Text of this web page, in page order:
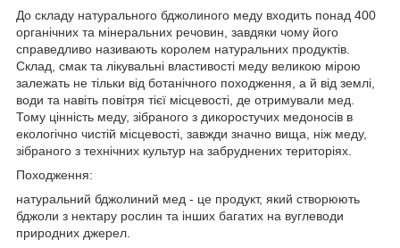
До складу натурального бджолиного меду входить понад 400
органічних та мінеральних речовин, завдяки чому його
справедливо називають королем натуральних продуктів.
Склад, смак та лікувальні властивості меду великою мірою
залежать не тільки від ботанічного походження, а й від землі,
води та навіть повітря тієї місцевості, де отримували мед.
Тому цінність меду, зібраного з дикоростучих медоносів в
екологічно чистій місцевості, завжди значно вища, ніж меду,
зібраного з технічних культур на забруднених територіях.
Походження:
натуральний бджолиний мед - це продукт, який створюють
бджоли з нектару рослин та інших багатих на вуглеводи
природних джерел.